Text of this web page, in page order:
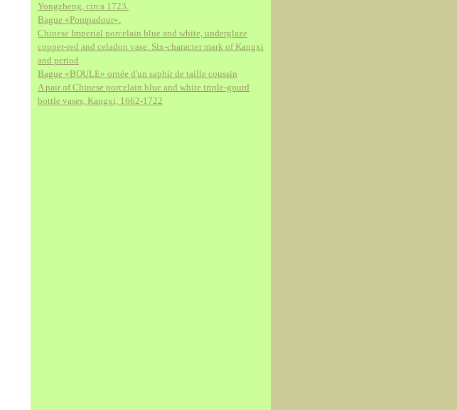
Yongzheng, circa 1723.
Bague «Pompadour».
Chinese Imperial porcelain blue and white, underglaze
copper-red and celadon vase. Six-character mark of Kangxi
and period
Bague «BOULE» ornée d'un saphir de taille coussin
A pair of Chinese porcelain blue and white triple-gourd
bottle vases, Kangxi, 1662-1722